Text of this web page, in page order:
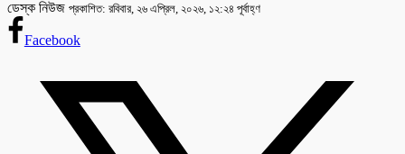
ডেস্ক নিউজ প্রকাশিত: রবিবার, ২৬ এপ্রিল, ২০২৬, ১২:২৪ পূর্বাহ্ণ
Facebook